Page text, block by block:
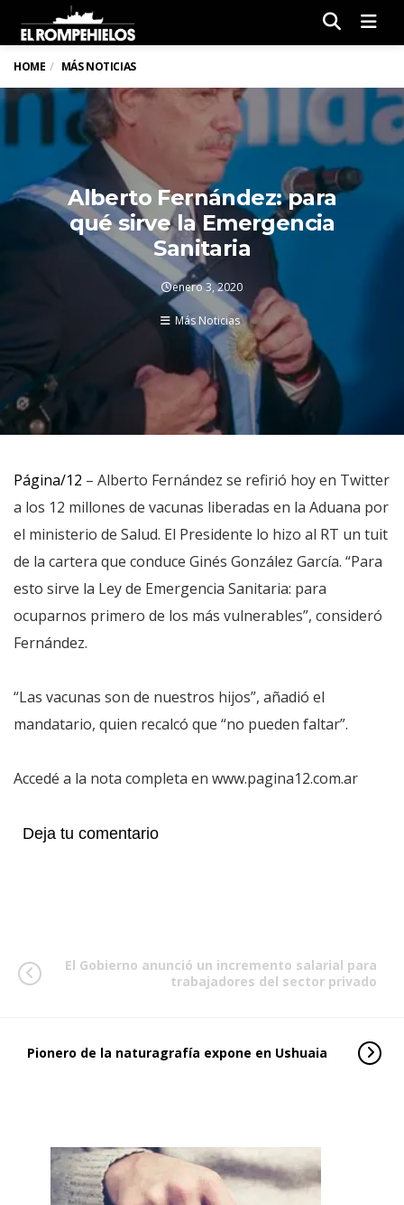
HOME MÁS NOTICIAS
Alberto Fernández: para
qué sirve la Emergencia
Sanitaria
enero 3, 2020
Más Noticias
Página/12 – Alberto Fernández se refirió hoy en Twitter
a los 12 millones de vacunas liberadas en la Aduana por
el ministerio de Salud. El Presidente lo hizo al RT un tuit
de la cartera que conduce Ginés González García. “Para
esto sirve la Ley de Emergencia Sanitaria: para
ocuparnos primero de los más vulnerables”, consideró
Fernández.
“Las vacunas son de nuestros hijos”, añadió el
mandatario, quien recalcó que “no pueden faltar”.
Accedé a la nota completa en www.pagina12.com.ar
Deja tu comentario
El Gobierno anunció un incremento salarial para
trabajadores del sector privado
Pionero de la naturagrafía expone en Ushuaia